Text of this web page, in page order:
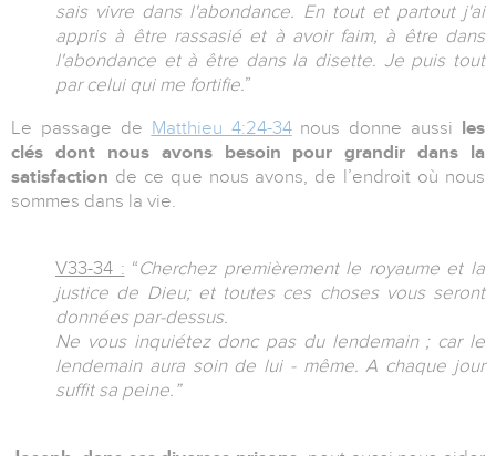
sais vivre dans l'abondance. En tout et partout j'ai
appris à être rassasié et à avoir faim, à être dans
l'abondance et à être dans la disette. Je puis tout
par celui qui me fortifie.”
Le passage de Matthieu 4:24-34nous donne aussi les
clés dont nous avons besoin pour grandir dans la
satisfaction de ce que nous avons, de l’endroit où nous
sommes dans la vie.
V33-34 : “Cherchez premièrement le royaume et la
justice de Dieu; et toutes ces choses vous seront
données par-dessus.
Ne vous inquiétez donc pas du lendemain ; car le
lendemain aura soin de lui - même. A chaque jour
suffit sa peine.”